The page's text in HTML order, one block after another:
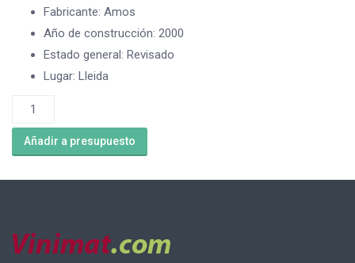
Fabricante: Amos
Año de construcción: 2000
Estado general: Revisado
Lugar: Lleida
Despalilladora
-
estrujadora
T/h
cantidad
Añadir a presupuesto